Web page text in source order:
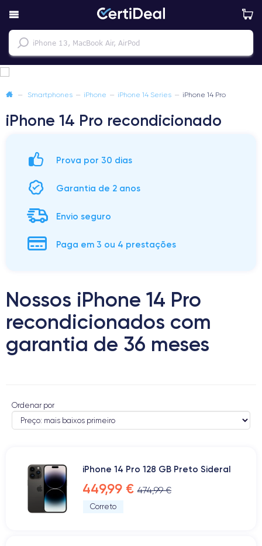
— Smartphones — iPhone — iPhone 14 Series — iPhone 14 Pro
iPhone 14 Pro recondicionado
Prova por 30 dias
Garantia de 2 anos
Envio seguro
Paga em 3 ou 4 prestações
Nossos iPhone 14 Pro
recondicionados com
garantia de 36 meses
Ordenar por
iPhone 14 Pro 128 GB Preto Sideral
449,99 € 474,99 €
Correto